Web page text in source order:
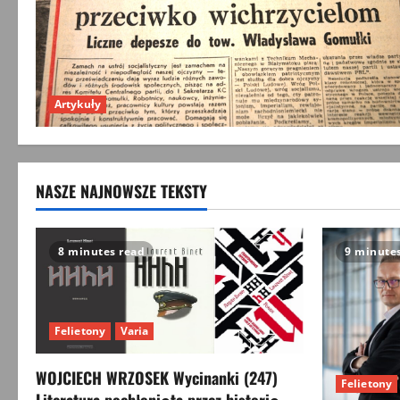
Artykuły
NASZE NAJNOWSZE TEKSTY
8 minutes read
Felietony Varia
WOJCIECH WRZOSEK Wycinanki (247)
9
Felietony